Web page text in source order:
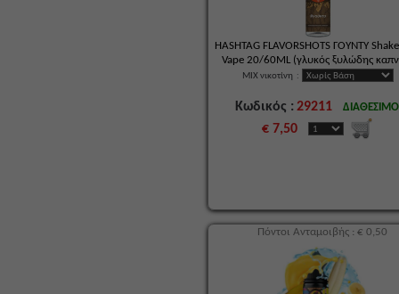
HASHTAG FLAVORSHOTS ΓΟΥΝΤΥ
Vape 20/60ML (γλυκός ξυλώδης
MIX νικοτίνη :
Κωδικός : 29211 ΔΙΑΘΕΣΙΜΟ
€ 7,50
Πόντοι Ανταμοιβής : € 0,50